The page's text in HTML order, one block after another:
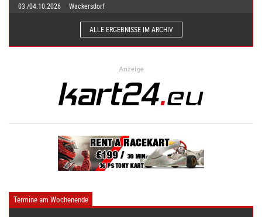
03./04.10.2026
Wackersdorf
ALLE ERGEBNISSE IM ARCHIV
Anzeige
Termine am Wochenende